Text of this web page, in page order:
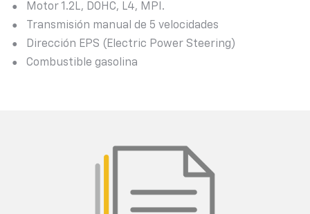
Motor 1.2L, DOHC, L4, MPI.
Transmisión manual de 5 velocidades
Dirección EPS (Electric Power Steering)
Combustible gasolina